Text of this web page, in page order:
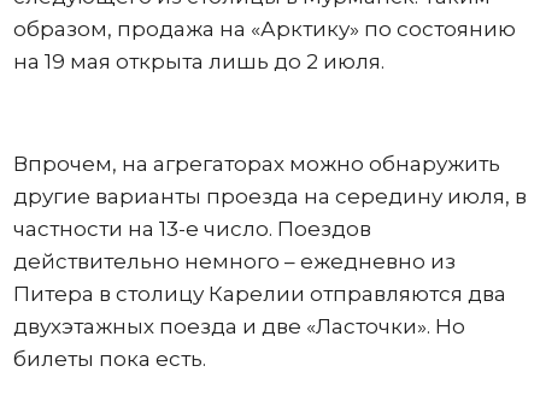
образом, продажа на «Арктику» по состоянию
на 19 мая открыта лишь до 2 июля.
Впрочем, на агрегаторах можно обнаружить
другие варианты проезда на середину июля, в
частности на 13-е число. Поездов
действительно немного – ежедневно из
Питера в столицу Карелии отправляются два
двухэтажных поезда и две «Ласточки». Но
билеты пока есть.